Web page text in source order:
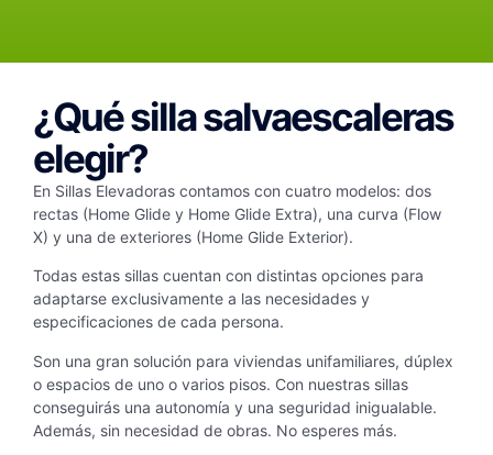
¿Qué silla salvaescaleras
elegir?
En Sillas Elevadoras contamos con cuatro modelos: dos
rectas (Home Glide y Home Glide Extra), una curva (Flow
X) y una de exteriores (Home Glide Exterior).
Todas estas sillas cuentan con distintas opciones para
adaptarse exclusivamente a las necesidades y
especificaciones de cada persona.
Son una gran solución para viviendas unifamiliares, dúplex
o espacios de uno o varios pisos. Con nuestras sillas
conseguirás una autonomía y una seguridad inigualable.
Además, sin necesidad de obras. No esperes más.